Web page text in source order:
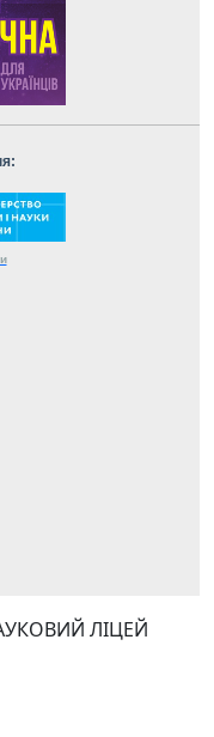
ЛІЦЕЙ